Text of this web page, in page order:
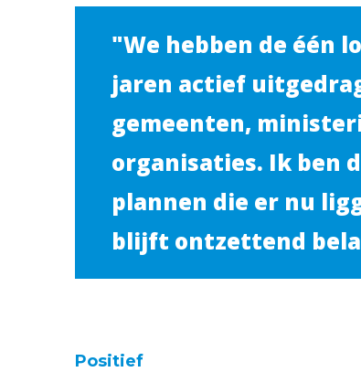
"We hebben de één
jaren actief
gemeenten,
organisaties. Ik ben
plannen die er nu
blijft ontzettend
Positief